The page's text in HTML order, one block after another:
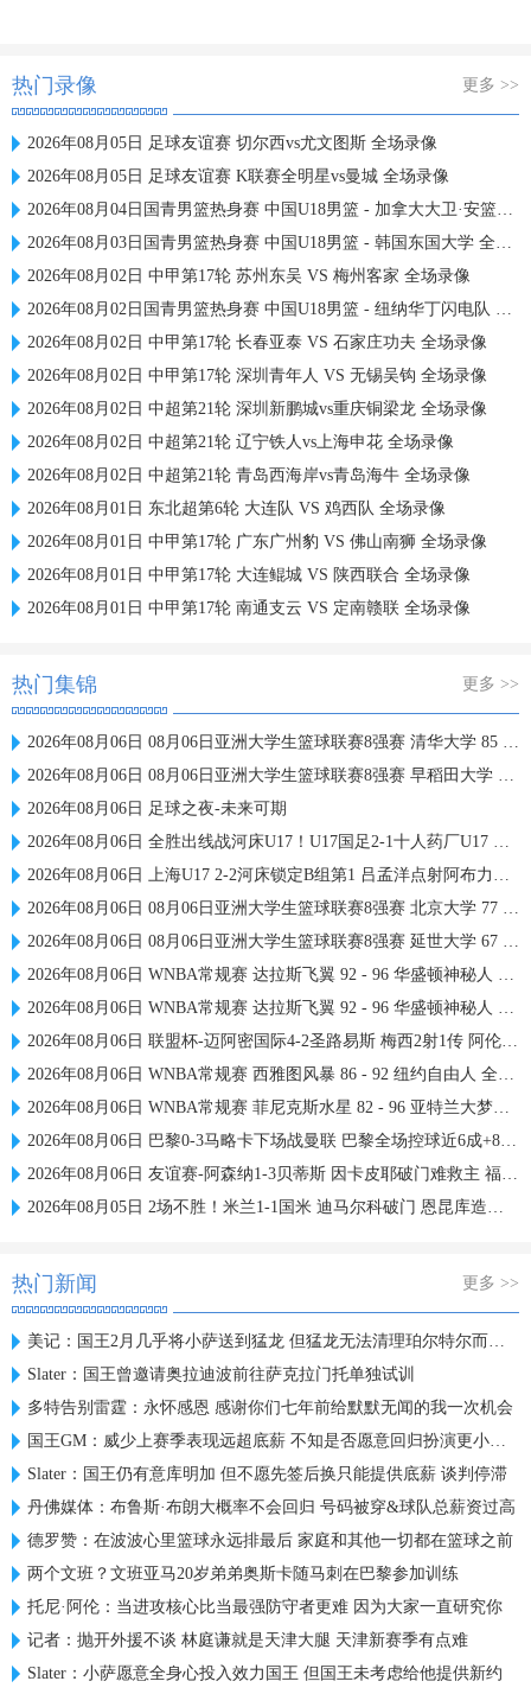
热门录像 更多 >>
2026年08月05日 足球友谊赛 切尔西vs尤文图斯 全场录像
2026年08月05日 足球友谊赛 K联赛全明星vs曼城 全场录像
2026年08月04日国青男篮热身赛 中国U18男篮 - 加拿大大卫·安篮球学院 全场录像
2026年08月03日国青男篮热身赛 中国U18男篮 - 韩国东国大学 全场录像
2026年08月02日 中甲第17轮 苏州东吴 VS 梅州客家 全场录像
2026年08月02日国青男篮热身赛 中国U18男篮 - 纽纳华丁闪电队 全场录像
2026年08月02日 中甲第17轮 长春亚泰 VS 石家庄功夫 全场录像
2026年08月02日 中甲第17轮 深圳青年人 VS 无锡吴钩 全场录像
2026年08月02日 中超第21轮 深圳新鹏城vs重庆铜梁龙 全场录像
2026年08月02日 中超第21轮 辽宁铁人vs上海申花 全场录像
2026年08月02日 中超第21轮 青岛西海岸vs青岛海牛 全场录像
2026年08月01日 东北超第6轮 大连队 VS 鸡西队 全场录像
2026年08月01日 中甲第17轮 广东广州豹 VS 佛山南狮 全场录像
2026年08月01日 中甲第17轮 大连鲲城 VS 陕西联合 全场录像
2026年08月01日 中甲第17轮 南通支云 VS 定南赣联 全场录像
热门集锦 更多 >>
2026年08月06日 08月06日亚洲大学生篮球联赛8强赛 清华大学 85 - 81 菲律宾大学 集锦
2026年08月06日 08月06日亚洲大学生篮球联赛8强赛 早稻田大学 78 - 71 高丽大学 集锦
2026年08月06日 足球之夜-未来可期
2026年08月06日 全胜出线战河床U17！U17国足2-1十人药厂U17 赵松源登场1分钟传射
2026年08月06日 上海U17 2-2河床锁定B组第1 吕孟洋点射阿布力米破门 将战A组第2
2026年08月06日 08月06日亚洲大学生篮球联赛8强赛 北京大学 77 - 79 上海交通大学 集锦
2026年08月06日 08月06日亚洲大学生篮球联赛8强赛 延世大学 67 - 72 政治大学 集锦
2026年08月06日 WNBA常规赛 达拉斯飞翼 92 - 96 华盛顿神秘人 全场集锦
2026年08月06日 WNBA常规赛 达拉斯飞翼 92 - 96 华盛顿神秘人 全场集锦
2026年08月06日 联盟杯-迈阿密国际4-2圣路易斯 梅西2射1传 阿伦助攻戴帽
2026年08月06日 WNBA常规赛 西雅图风暴 86 - 92 纽约自由人 全场集锦
2026年08月06日 WNBA常规赛 菲尼克斯水星 82 - 96 亚特兰大梦想 全场集锦
2026年08月06日 巴黎0-3马略卡下场战曼联 巴黎全场控球近6成+8射3正未果
2026年08月06日 友谊赛-阿森纳1-3贝蒂斯 因卡皮耶破门难救主 福纳尔斯1射2传
2026年08月05日 2场不胜！米兰1-1国米 迪马尔科破门 恩昆库造点+点射拉莫斯登场
热门新闻 更多 >>
美记：国王2月几乎将小萨送到猛龙 但猛龙无法清理珀尔特尔而告吹
Slater：国王曾邀请奥拉迪波前往萨克拉门托单独试训
多特告别雷霆：永怀感恩 感谢你们七年前给默默无闻的我一次机会
国王GM：威少上赛季表现远超底薪 不知是否愿意回归扮演更小角色
Slater：国王仍有意库明加 但不愿先签后换只能提供底薪 谈判停滞
丹佛媒体：布鲁斯·布朗大概率不会回归 号码被穿&球队总薪资过高
德罗赞：在波波心里篮球永远排最后 家庭和其他一切都在篮球之前
两个文班？文班亚马20岁弟弟奥斯卡随马刺在巴黎参加训练
托尼·阿伦：当进攻核心比当最强防守者更难 因为大家一直研究你
记者：抛开外援不谈 林庭谦就是天津大腿 天津新赛季有点难
Slater：小萨愿意全身心投入效力国王 但国王未考虑给他提供新约